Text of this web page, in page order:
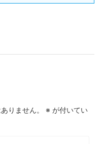
りません。 ※ が付いてい